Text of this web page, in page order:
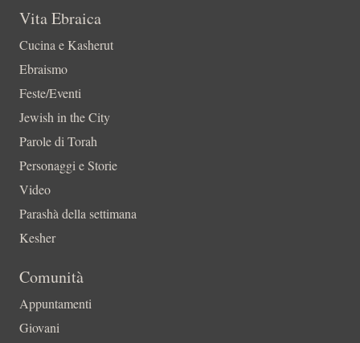
Vita Ebraica
Cucina e Kasherut
Ebraismo
Feste/Eventi
Jewish in the City
Parole di Torah
Personaggi e Storie
Video
Parashà della settimana
Kesher
Comunità
Appuntamenti
Giovani